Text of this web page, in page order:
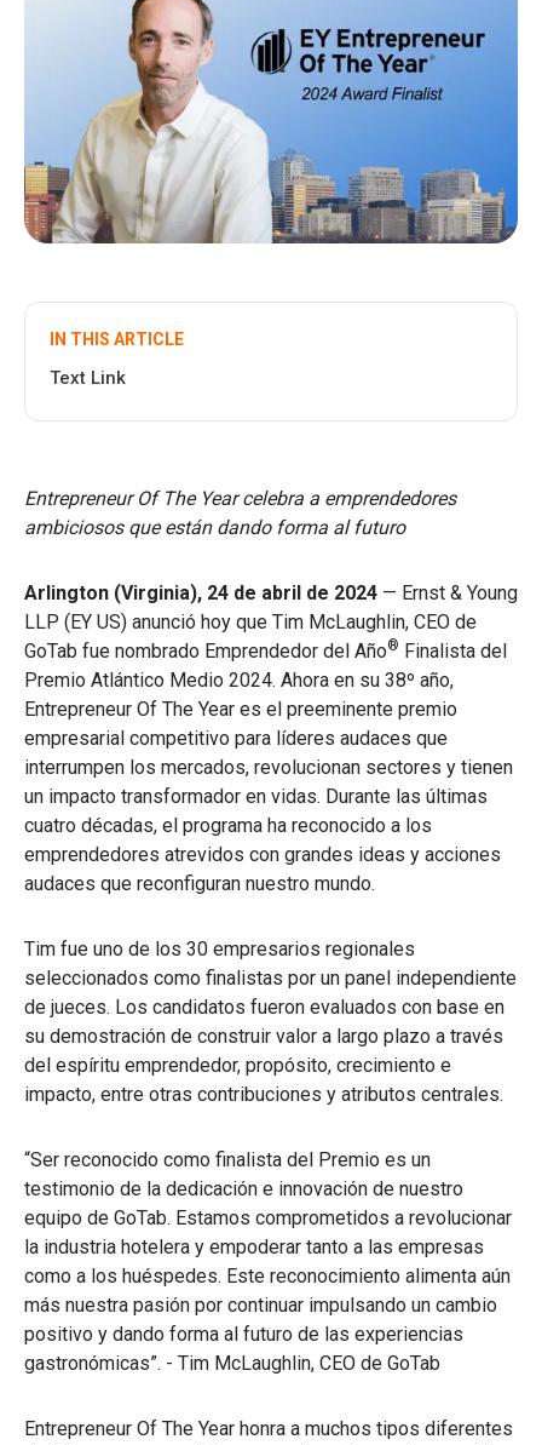
IN THIS ARTICLE
Text Link
Entrepreneur Of The Year celebra a emprendedores
ambiciosos que están dando forma al futuro
Arlington (Virginia), 24 de abril de 2024 — Ernst & Young
LLP (EY US) anunció hoy que Tim McLaughlin, CEO de
GoTab fue nombrado Emprendedor del Año® Finalista del
Premio Atlántico Medio 2024. Ahora en su 38º año,
Entrepreneur Of The Year es el preeminente premio
empresarial competitivo para líderes audaces que
interrumpen los mercados, revolucionan sectores y tienen
un impacto transformador en vidas. Durante las últimas
cuatro décadas, el programa ha reconocido a los
emprendedores atrevidos con grandes ideas y acciones
audaces que reconfiguran nuestro mundo.
Tim fue uno de los 30 empresarios regionales
seleccionados como finalistas por un panel independiente
de jueces. Los candidatos fueron evaluados con base en
su demostración de construir valor a largo plazo a través
del espíritu emprendedor, propósito, crecimiento e
impacto, entre otras contribuciones y atributos centrales.
“Ser reconocido como finalista del Premio es un
testimonio de la dedicación e innovación de nuestro
equipo de GoTab. Estamos comprometidos a revolucionar
la industria hotelera y empoderar tanto a las empresas
como a los huéspedes. Este reconocimiento alimenta aún
más nuestra pasión por continuar impulsando un cambio
positivo y dando forma al futuro de las experiencias
gastronómicas”. - Tim McLaughlin, CEO de GoTab
Entrepreneur Of The Year honra a muchos tipos diferentes